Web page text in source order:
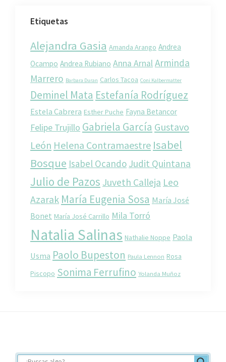
Etiquetas
Alejandra Gasia Amanda Arango Andrea
Ocampo Andrea Rubiano Anna ArnalArminda
Marrero Barbara Duran Carlos Tacoa Coni Kalbermatter
Deminel Mata Estefanía Rodríguez
Estela Cabrera Esther Puche Fayna Betancor
Felipe Trujillo Gabriela García Gustavo
León Helena Contramaestre Isabel
Bosque Isabel Ocando Judit Quintana
Julio de Pazos Juveth Calleja Leo
Azarak María Eugenia Sosa María José
Bonet María José Carrillo Mila Torró
Natalia Salinas Nathalie Noppe Paola
Usma Paolo Bupeston Paula Lennon Rosa
Piscopo Sonima Ferrufino Yolanda Muñoz
Footer